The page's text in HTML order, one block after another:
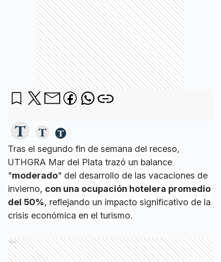
Tras el segundo fin de semana del receso,
UTHGRA Mar del Plata trazó un balance
"moderado" del desarrollo de las vacaciones de
invierno, con una ocupación hotelera promedio
del 50%, reflejando un impacto significativo de la
crisis económica en el turismo.
Ads